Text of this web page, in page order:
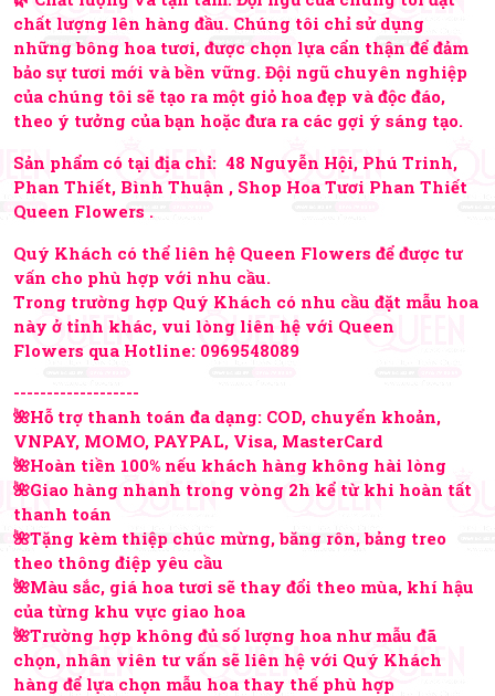
chất lượng lên hàng đầu. Chúng tôi chỉ sử dụng
những bông hoa tươi, được chọn lựa cẩn thận để đảm
bảo sự tươi mới và bền vững. Đội ngũ chuyên nghiệp
của chúng tôi sẽ tạo ra một giỏ hoa đẹp và độc đáo,
theo ý tưởng của bạn hoặc đưa ra các gợi ý sáng tạo.
Sản phẩm có tại địa chỉ: 48 Nguyễn Hội, Phú Trinh,
Phan Thiết, Bình Thuận , Shop Hoa Tươi Phan Thiết
Queen Flowers .
Quý Khách có thể liên hệ Queen Flowers để được tư
vấn cho phù hợp với nhu cầu.
Trong trường hợp Quý Khách có nhu cầu đặt mẫu hoa
này ở tỉnh khác, vui lòng liên hệ với Queen
Flowers qua Hotline: 0969548089
-------------------
🌺Hỗ trợ thanh toán đa dạng: COD, chuyển khoản,
VNPAY, MOMO, PAYPAL, Visa, MasterCard
🌺Hoàn tiền 100% nếu khách hàng không hài lòng
🌺Giao hàng nhanh trong vòng 2h kể từ khi hoàn tất
thanh toán
🌺Tặng kèm thiệp chúc mừng, băng rôn, bảng treo
theo thông điệp yêu cầu
🌺Màu sắc, giá hoa tươi sẽ thay đổi theo mùa, khí hậu
của từng khu vực giao hoa
🌺Trường hợp không đủ số lượng hoa như mẫu đã
chọn, nhân viên tư vấn sẽ liên hệ với Quý Khách
hàng để lựa chọn mẫu hoa thay thế phù hợp